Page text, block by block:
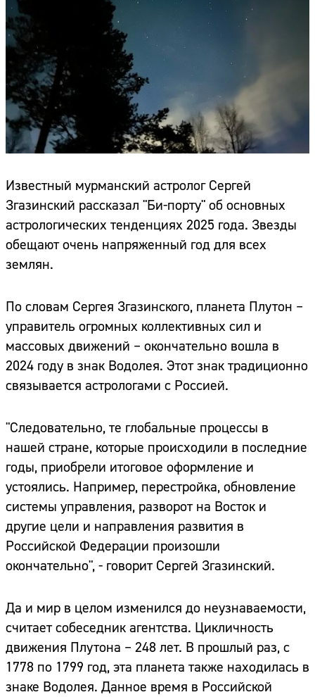
Известный мурманский астролог Сергей
Згазинский рассказал "Би-порту" об основных
астрологических тенденциях 2025 года. Звезды
обещают очень напряженный год для всех
землян.
По словам Сергея Згазинского, планета Плутон –
управитель огромных коллективных сил и
массовых движений – окончательно вошла в
2024 году в знак Водолея. Этот знак традиционно
связывается астрологами с Россией.
"Следовательно, те глобальные процессы в
нашей стране, которые происходили в последние
годы, приобрели итоговое оформление и
устоялись. Например, перестройка, обновление
системы управления, разворот на Восток и
другие цели и направления развития в
Российской Федерации произошли
окончательно", - говорит Сергей Згазинский.
Да и мир в целом изменился до неузнаваемости,
считает собеседник агентства. Цикличность
движения Плутона – 248 лет. В прошлый раз, с
1778 по 1799 год, эта планета также находилась в
знаке Водолея. Данное время в Российской